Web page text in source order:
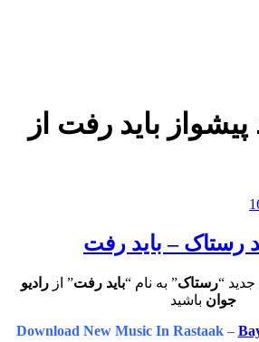
پیشواز باید رفت از
رستاک – باید رفت
“رستاک” به نام “باید رفت” ازرادیو
جوان باشید
Download New Music In Rastaak –